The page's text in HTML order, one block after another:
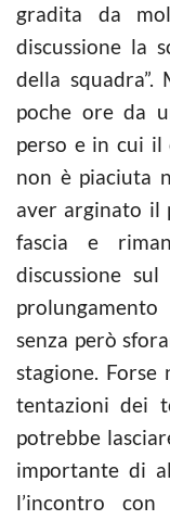
gradita da
discussione la
della squadra”.
poche ore da
perso e in cui il
non è piaciuta
aver arginato il
fascia e
discussione
senza però
stagione. Forse
tentazioni dei
potrebbe
importante di
l’incontro